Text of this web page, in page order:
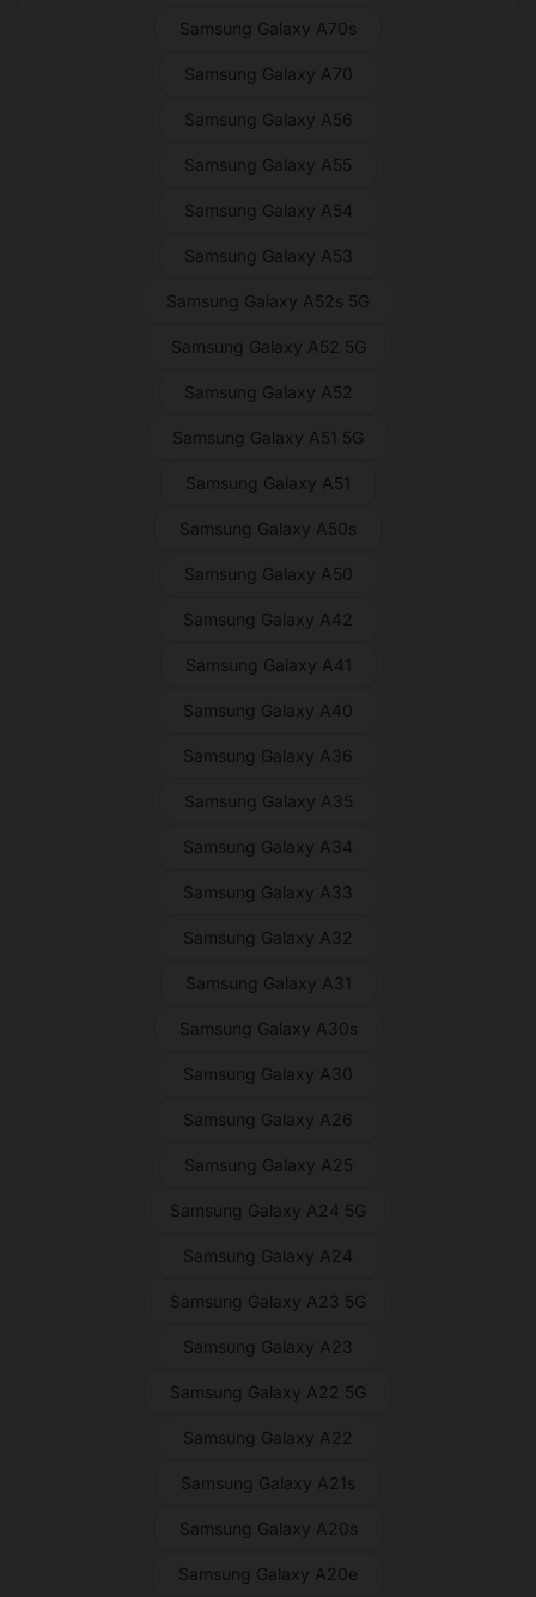
Samsung Galaxy A70s
Samsung Galaxy A70
Samsung Galaxy A56
Samsung Galaxy A55
Samsung Galaxy A54
Samsung Galaxy A53
Samsung Galaxy A52s 5G
Samsung Galaxy A52 5G
Samsung Galaxy A52
Samsung Galaxy A51 5G
Samsung Galaxy A51
Samsung Galaxy A50s
Samsung Galaxy A50
Samsung Galaxy A42
Samsung Galaxy A41
Samsung Galaxy A40
Samsung Galaxy A36
Samsung Galaxy A35
Samsung Galaxy A34
Samsung Galaxy A33
Samsung Galaxy A32
Samsung Galaxy A31
Samsung Galaxy A30s
Samsung Galaxy A30
Samsung Galaxy A26
Samsung Galaxy A25
Samsung Galaxy A24 5G
Samsung Galaxy A24
Samsung Galaxy A23 5G
Samsung Galaxy A23
Samsung Galaxy A22 5G
Samsung Galaxy A22
Samsung Galaxy A21s
Samsung Galaxy A20s
Samsung Galaxy A20e